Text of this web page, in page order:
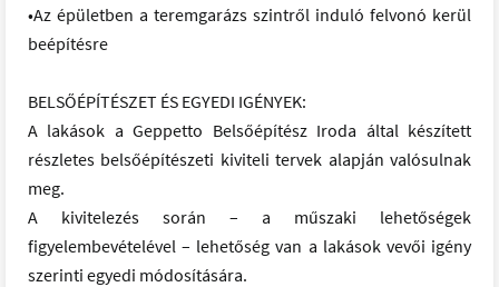
•Az épületben a teremgarázs szintről induló felvonó kerül
beépítésre
BELSŐÉPÍTÉSZET ÉS EGYEDI IGÉNYEK:
A lakások a Geppetto Belsőépítész Iroda által készített
részletes belsőépítészeti kiviteli tervek alapján valósulnak
meg.
A kivitelezés során – a műszaki lehetőségek
figyelembevételével – lehetőség van a lakások vevői igény
szerinti egyedi módosítására.